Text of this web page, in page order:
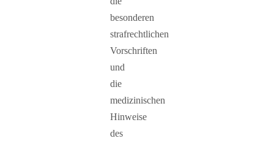
besonderen
strafrechtlichen
Vorschriften
und
die
medizinischen
Hinweise
des